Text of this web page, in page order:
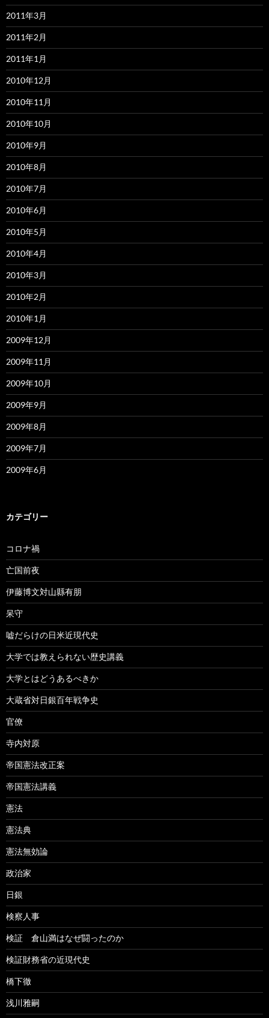
2011年3月
2011年2月
2011年1月
2010年12月
2010年11月
2010年10月
2010年9月
2010年8月
2010年7月
2010年6月
2010年5月
2010年4月
2010年3月
2010年2月
2010年1月
2009年12月
2009年11月
2009年10月
2009年9月
2009年8月
2009年7月
2009年6月
カテゴリー
コロナ禍
亡国前夜
伊藤博文対山縣有朋
呆守
嘘だらけの日米近現代史
大学では教えられない歴史講義
大学とはどうあるべきか
大蔵省対日銀百年戦争史
官僚
寺内対原
帝国憲法改正案
帝国憲法講義
憲法
憲法典
憲法無効論
政治家
日銀
検察人事
検証 倉山満はなぜ闘ったのか
検証財務省の近現代史
橋下徹
浅川雅嗣